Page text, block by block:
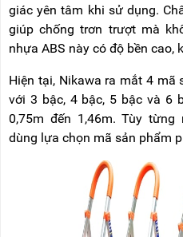
giác yên tâm khi sử dụng.
giúp chống trơn trượt mà
nhựa ABS này có độ bền cao,
Hiện tại, Nikawa ra mắt 4 mã
với 3 bậc, 4 bậc, 5 bậc và 6
0,75m đến 1,46m. Tùy
dùng lựa chọn mã sản phẩm